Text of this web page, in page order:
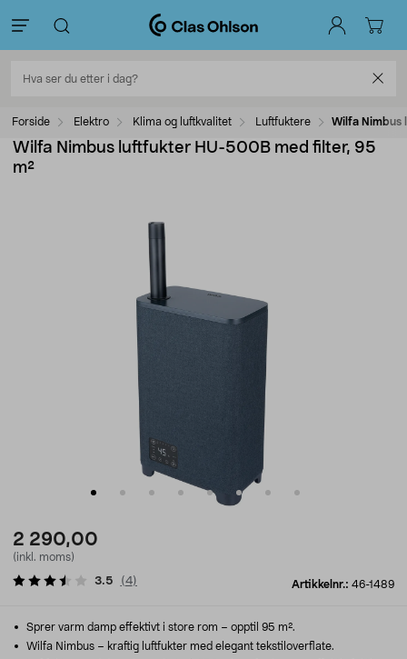
Forside Elektro Klima og luftkvalitet Luftfuktere Wilfa Nimbus
Wilfa Nimbus luftfukter HU-500B med filter, 95
m²
2 290,00
(inkl. moms)
Artikkelnr.: 46-1489
3.5 (4)
Sprer varm damp effektivt i store rom – opptil 95 m².
Wilfa Nimbus – kraftig luftfukter med elegant tekstiloverflate.